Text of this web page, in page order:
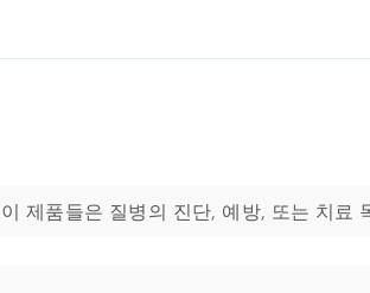
제품들은 질병의 진단, 예방, 또는 치료